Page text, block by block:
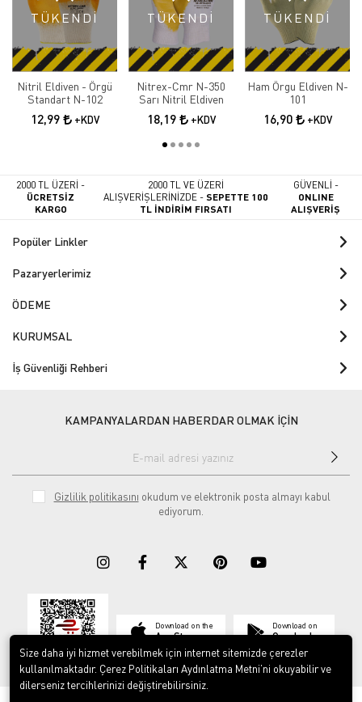
TÜKENDİ
Nitril Eldiven - Örgü
Standart N-102
12,99 +KDV
TÜKENDİ
Nitrex-Cmr N-350
Sarı Nitril Eldiven
18,19 +KDV
TÜKENDİ
Ham Örgu Eldiven N-
101
16,90 +KDV
2000 TL ÜZERİ -
ÜCRETSİZ
KARGO
2000 TL VE ÜZERİ
ALIŞVERİŞLERİNİZDE -SEPETTE 100
TL İNDİRİM FIRSATI
GÜVENLİ -
ONLINE
ALIŞVERİŞ
Popüler Linkler
Pazaryerlerimiz
ÖDEME
KURUMSAL
İş Güvenliği Rehberi
KAMPANYALARDAN HABERDAR OLMAK İÇİN
Gizlilik politikasını okudum ve elektronik posta almayı kabul
ediyorum.
Download on the
App Store
Download on
Google play
Size daha iyi hizmet verebilmek için internet sitemizde çerezler
kullanılmaktadır. Çerez Politikaları Aydınlatma Metni’ni okuyabilir ve
dilerseniz tercihlerinizi değiştirebilirsiniz.